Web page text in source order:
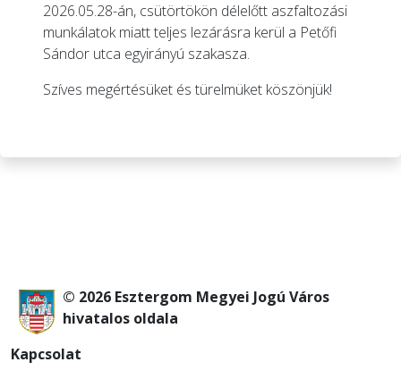
2026.05.28-án, csütörtökön délelőtt aszfaltozási
munkálatok miatt teljes lezárásra kerül a Petőfi
Sándor utca egyirányú szakasza.
Szíves megértésüket és türelmüket köszönjük!
© 2026 Esztergom Megyei Jogú Város
hivatalos oldala
Kapcsolat